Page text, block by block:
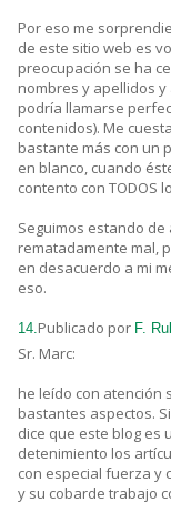
Por eso me
de este sitio web es
preocupación se ha
nombres y apellidos
podría llamarse
contenidos). Me
bastante más con un
en blanco, cuando
contento con TODOS
Seguimos estando de
rematadamente mal,
en desacuerdo a mi
eso.
14.Publicado por F.
Sr. Marc:
he leído con atención
bastantes aspectos.
dice que este blog es
detenimiento los
con especial fuerza y
y su cobarde trabajo